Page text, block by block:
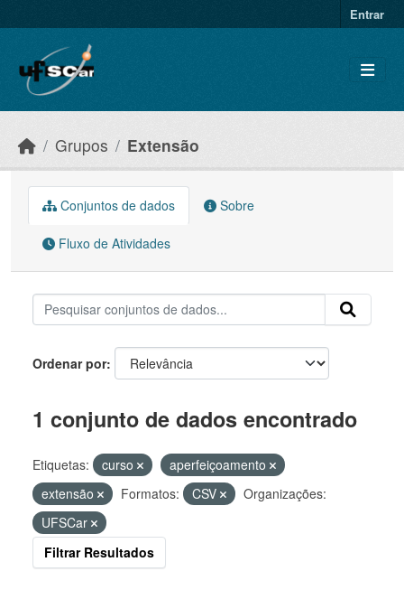
Entrar
Grupos Extensão
Conjuntos de dados Sobre
Fluxo de Atividades
Ordenar por
1 conjunto de dados encontrado
Etiquetas: curso
aperfeiçoamento
extensão
Formatos: CSV
Organizações:
UFSCar
Filtrar Resultados